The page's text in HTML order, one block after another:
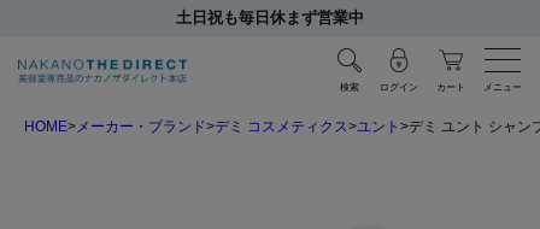
土日祝も毎日休まず営業中
検索 ログイン カート メニュー
HOME メーカー・ブランド デミ コスメティクス ユント デミ ユント シャン